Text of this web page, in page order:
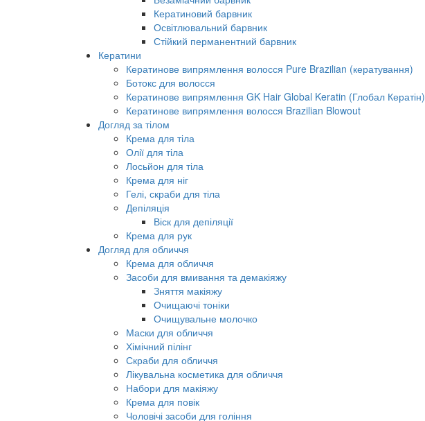
Кератиновий барвник
Освітлювальний барвник
Стійкий перманентний барвник
Кератини
Кератинове випрямлення волосся Pure Brazilian (кератування)
Ботокс для волосся
Кератинове випрямлення GK Hair Global Keratin (Глобал Кератін)
Кератинове випрямлення волосся Brazilian Blowout
Догляд за тілом
Крема для тіла
Олії для тіла
Лосьйон для тіла
Крема для ніг
Гелі, скраби для тіла
Депіляція
Віск для депіляції
Крема для рук
Догляд для обличчя
Крема для обличчя
Засоби для вмивання та демакіяжу
Зняття макіяжу
Очищаючі тоніки
Очищувальне молочко
Маски для обличчя
Хімічний пілінг
Скраби для обличчя
Лікувальна косметика для обличчя
Набори для макіяжу
Крема для повік
Чоловічі засоби для гоління